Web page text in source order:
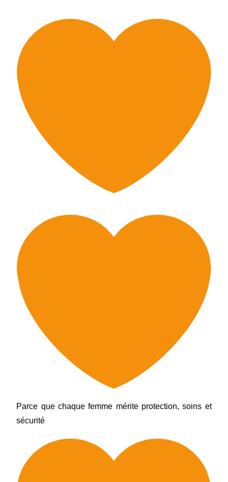
Parce que chaque femme mérite protection, soins et
sécurité